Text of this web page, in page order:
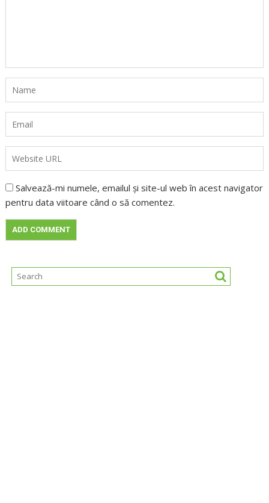
Salvează-mi numele, emailul și site-ul web în acest navigator
pentru data viitoare când o să comentez.